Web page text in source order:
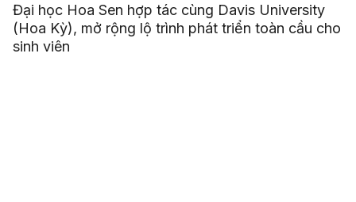
Đại học Hoa Sen hợp tác cùng Davis University
(Hoa Kỳ), mở rộng lộ trình phát triển toàn cầu cho
sinh viên